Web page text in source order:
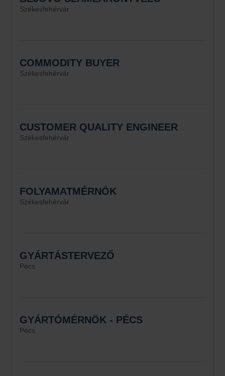
Székesfehérvár
COMMODITY BUYER
Székesfehérvár
CUSTOMER QUALITY ENGINEER
Székesfehérvár
FOLYAMATMÉRNÖK
Székesfehérvár
GYÁRTÁSTERVEZŐ
Pécs
GYÁRTÓMÉRNÖK - PÉCS
Pécs